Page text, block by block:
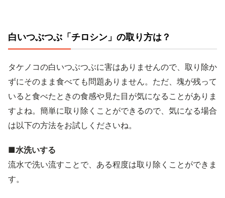
白いつぶつぶ「チロシン」の取り方は？
タケノコの白いつぶつぶに害はありませんので、取り除か
ずにそのまま食べても問題ありません。ただ、塊が残って
いると食べたときの食感や見た目が気になることがありま
すよね。簡単に取り除くことができるので、気になる場合
は以下の方法をお試しくださいね。
■水洗いする
流水で洗い流すことで、ある程度は取り除くことができま
す。